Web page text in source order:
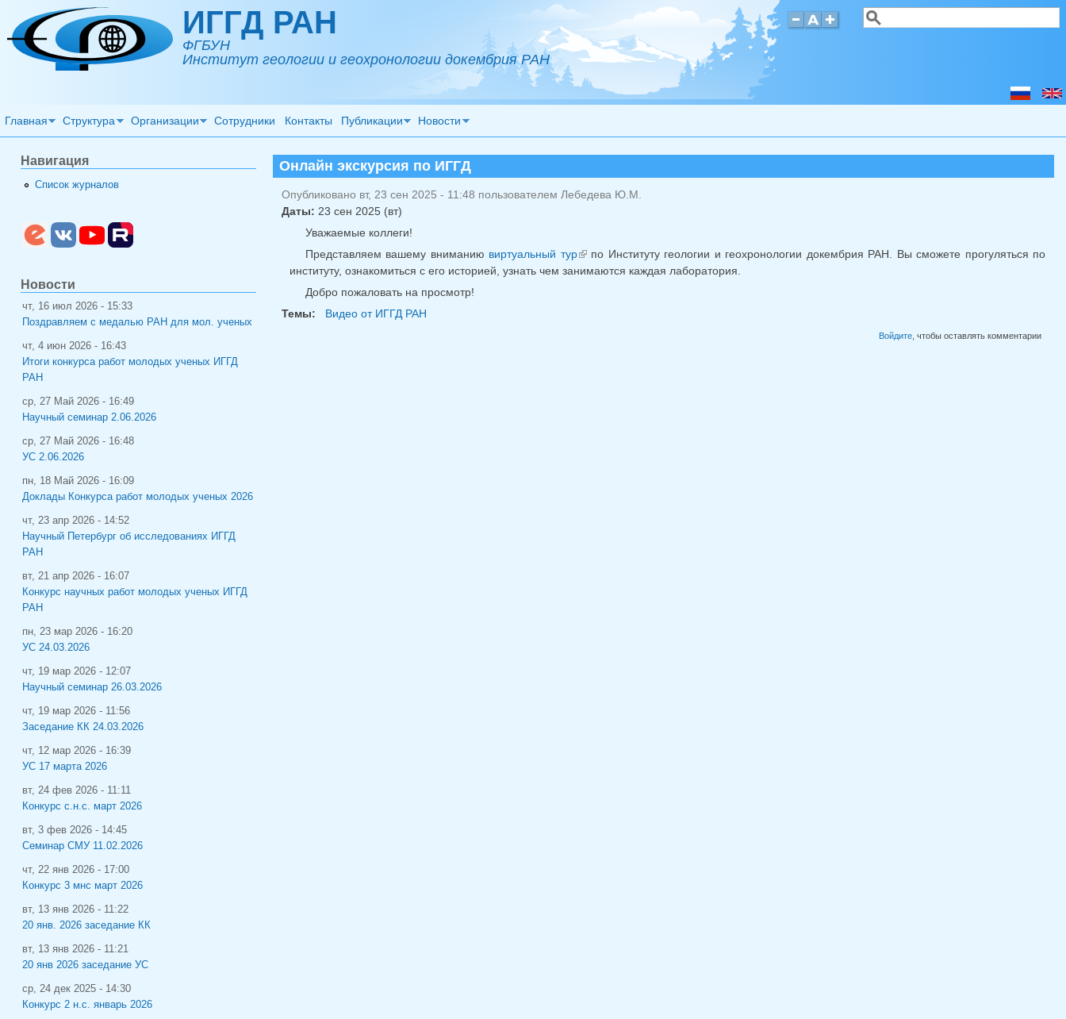
Перейти к основному содержанию ИГГД РАН
ФГБУН
Институт геологии и геохронологии докембрия РАН
Форма поиска
Поиск
Главная Структура Организации Сотрудники Контакты Публикации Новости
Онлайн экскурсия по ИГГД
Опубликовано вт, 23 сен 2025 - 11:48 пользователем Лебедева Ю.М.
Даты: 23 сен 2025 (вт)
Уважаемые коллеги!
Представляем вашему вниманию виртуальный тур (внешняя ссылка)
по Институту геологии и геохронологии докембрия РАН. Вы сможете прогуляться по
институту, ознакомиться с его историей, узнать чем занимаются каждая лаборатория.
Добро пожаловать на просмотр!
Темы:
Видео от ИГГД РАН
Войдите, чтобы оставлять комментарии
Навигация
Список журналов
Новости
чт, 16 июл 2026 - 15:33
Поздравляем с медалью РАН для мол. ученых
чт, 4 июн 2026 - 16:43
Итоги конкурса работ молодых ученых ИГГД
РАН
ср, 27 Май 2026 - 16:49
Научный семинар 2.06.2026
ср, 27 Май 2026 - 16:48
УС 2.06.2026
пн, 18 Май 2026 - 16:09
Доклады Конкурса работ молодых ученых 2026
чт, 23 апр 2026 - 14:52
Научный Петербург об исследованиях ИГГД
РАН
вт, 21 апр 2026 - 16:07
Конкурс научных работ молодых ученых ИГГД
РАН
пн, 23 мар 2026 - 16:20
УС 24.03.2026
чт, 19 мар 2026 - 12:07
Научный семинар 26.03.2026
чт, 19 мар 2026 - 11:56
Заседание КК 24.03.2026
чт, 12 мар 2026 - 16:39
УС 17 марта 2026
вт, 24 фев 2026 - 11:11
Конкурс с.н.с. март 2026
вт, 3 фев 2026 - 14:45
Семинар СМУ 11.02.2026
чт, 22 янв 2026 - 17:00
Конкурс 3 мнс март 2026
вт, 13 янв 2026 - 11:22
20 янв. 2026 заседание КК
вт, 13 янв 2026 - 11:21
20 янв 2026 заседание УС
ср, 24 дек 2025 - 14:30
Конкурс 2 н.с. январь 2026